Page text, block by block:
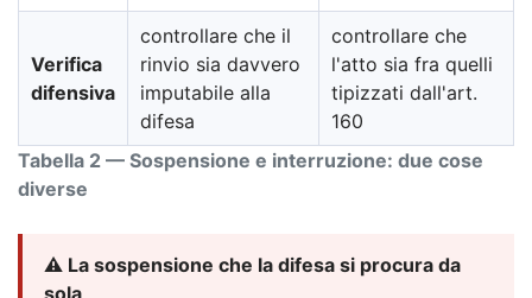
Tabella 2 — Sospensione e interruzione: due cose
diverse
Verifica
difensiva
controllare che il
rinvio sia davvero
imputabile alla
difesa
controllare che
l'atto sia fra quelli
tipizzati dall'art.
160
⚠️ La sospensione che la difesa si procura da
sola